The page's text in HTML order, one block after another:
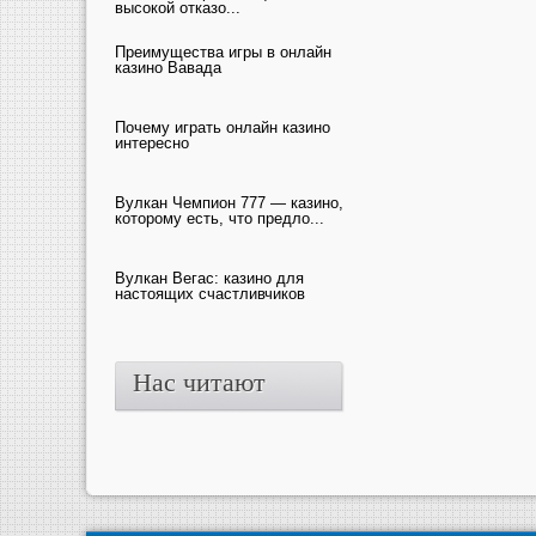
высокой отказо...
Преимущества игры в онлайн
казино Вавада
Почему играть онлайн казино
интересно
Вулкан Чемпион 777 — казино,
которому есть, что предло...
Вулкан Вегас: казино для
настоящих счастливчиков
Нас читают